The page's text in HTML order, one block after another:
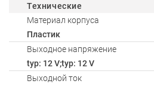
Технические
Материал корпуса
Пластик
Выходное напряжение
typ: 12 V;typ: 12 V
Выходной ток